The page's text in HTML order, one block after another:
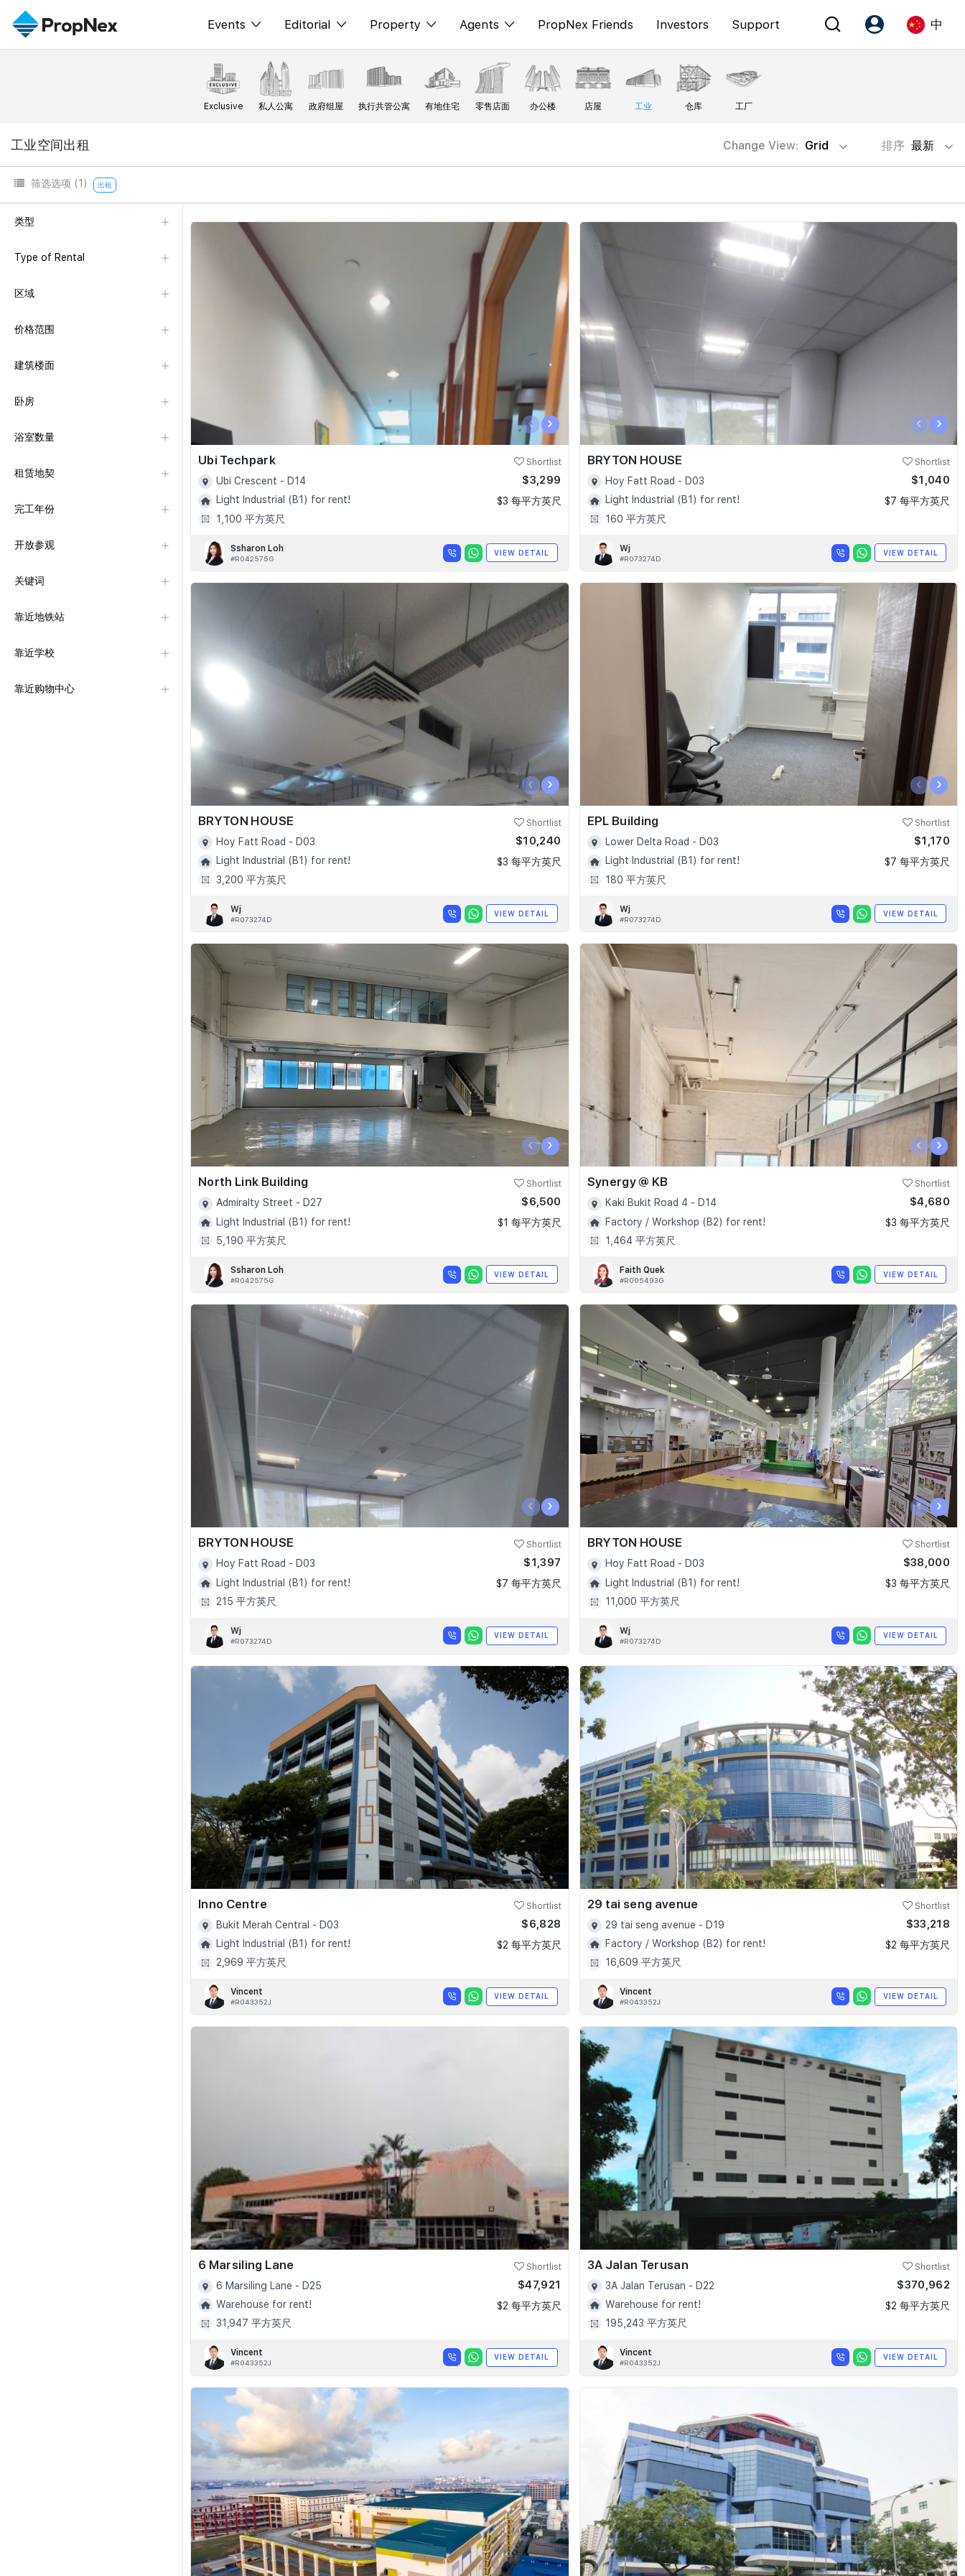
Events
XPO
PWS Masterclass
Editorial
All Editorial
新闻
Reports
Property
购买
出售
新发展项目
Business Space
Agents
NexLevel Advantage
Success Hub
PWS Agent
Our Leadership
Join Us
PropNex Friends Investors Support
Account
注册为 PX Friends
PX Friends 登录
Agent Suite
中
中
Exclusive 私人公寓 政府组屋 执行共管公寓 有地住宅 零售店面 办公楼 店屋 工业 仓库 工厂
工业空间出租 Change View: Grid 排序 最新
筛选选项 (1) 出租
类型
Type of Rental
区域
价格范围
建筑楼面
卧房
浴室数量
租赁地契
完工年份
开放参观
关键词
靠近地铁站
靠近学校
靠近购物中心
‹ ›
Ubi Techpark Shortlist
Ubi Crescent - D14
Light Industrial (B1) for rent!
1,100 平方英尺
$3,299
$3 每平方英尺
Ssharon Loh
#R042575G
VIEW DETAIL
‹ ›
BRYTON HOUSE Shortlist
Hoy Fatt Road - D03
Light Industrial (B1) for rent!
160 平方英尺
$1,040
$7 每平方英尺
Wj
#R073274D
VIEW DETAIL
‹ ›
BRYTON HOUSE Shortlist
Hoy Fatt Road - D03
Light Industrial (B1) for rent!
3,200 平方英尺
$10,240
$3 每平方英尺
Wj
#R073274D
VIEW DETAIL
‹ ›
EPL Building Shortlist
Lower Delta Road - D03
Light Industrial (B1) for rent!
180 平方英尺
$1,170
$7 每平方英尺
Wj
#R073274D
VIEW DETAIL
‹ ›
North Link Building Shortlist
Admiralty Street - D27
Light Industrial (B1) for rent!
5,190 平方英尺
$6,500
$1 每平方英尺
Ssharon Loh
#R042575G
VIEW DETAIL
‹ ›
Synergy @ KB Shortlist
Kaki Bukit Road 4 - D14
Factory / Workshop (B2) for rent!
1,464 平方英尺
$4,680
$3 每平方英尺
Faith Quek
#R005493G
VIEW DETAIL
‹ ›
BRYTON HOUSE Shortlist
Hoy Fatt Road - D03
Light Industrial (B1) for rent!
215 平方英尺
$1,397
$7 每平方英尺
Wj
#R073274D
VIEW DETAIL
‹ ›
BRYTON HOUSE Shortlist
Hoy Fatt Road - D03
Light Industrial (B1) for rent!
11,000 平方英尺
$38,000
$3 每平方英尺
Wj
#R073274D
VIEW DETAIL
Inno Centre Shortlist
Bukit Merah Central - D03
Light Industrial (B1) for rent!
2,969 平方英尺
$6,828
$2 每平方英尺
Vincent
#R043352J
VIEW DETAIL
29 tai seng avenue Shortlist
29 tai seng avenue - D19
Factory / Workshop (B2) for rent!
16,609 平方英尺
$33,218
$2 每平方英尺
Vincent
#R043352J
VIEW DETAIL
6 Marsiling Lane Shortlist
6 Marsiling Lane - D25
Warehouse for rent!
31,947 平方英尺
$47,921
$2 每平方英尺
Vincent
#R043352J
VIEW DETAIL
3A Jalan Terusan Shortlist
3A Jalan Terusan - D22
Warehouse for rent!
195,243 平方英尺
$370,962
$2 每平方英尺
Vincent
#R043352J
VIEW DETAIL